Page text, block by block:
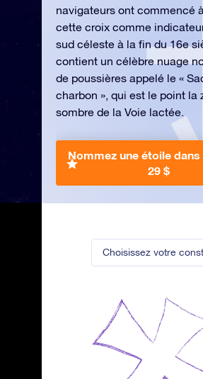
Choisissez votre
navigateurs ont commencé
cette croix comme
sud céleste à la fin du 16e
contient un célèbre nuage
de poussières appelé le «
charbon », qui est le point la
sombre de la Voie lactée.
Nommez une étoile dans
29 $